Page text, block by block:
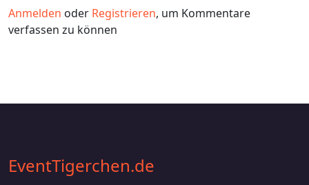
Anmelden oder Registrieren, um Kommentare
verfassen zu können
EventTigerchen.de